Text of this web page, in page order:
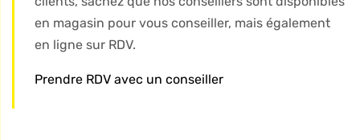
en magasin pour vous conseiller, mais également
en ligne sur RDV.
Prendre RDV avec un conseiller